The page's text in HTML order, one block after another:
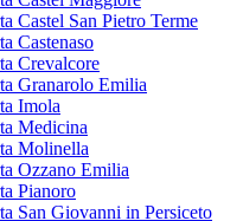
Castel San Pietro Terme
Castenaso
Crevalcore
Granarolo Emilia
Imola
Medicina
Molinella
Ozzano Emilia
Pianoro
San Giovanni in Persiceto